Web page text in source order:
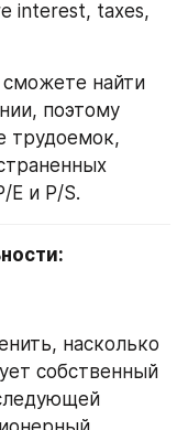
interest, taxes,
сможете найти
поэтому
трудоемок,
E и P/S.
насколько
собственный